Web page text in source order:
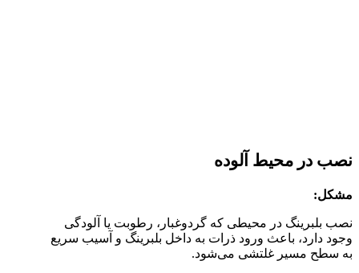
نصب در محیط آلوده
مشکل:
نصب بلبرینگ در محیطی که گردوغبار، رطوبت یا آلودگی
وجود دارد، باعث ورود ذرات به داخل بلبرینگ و آسیب سریع
به سطح مسیر غلتشی می‌شود.